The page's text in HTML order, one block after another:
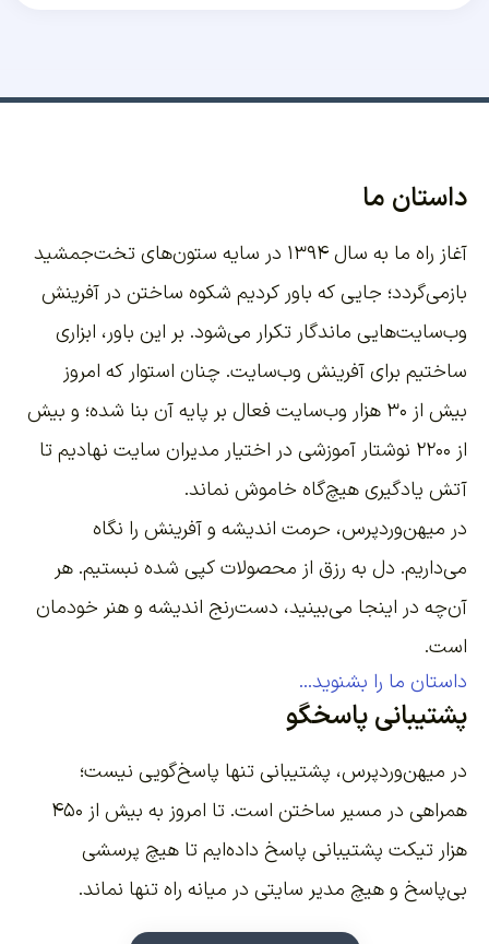
داستان ما
آغاز راه ما به سال ۱۳۹۴ در سایه ستون‌های تخت‌جمشید
بازمی‌گردد؛ جایی که باور کردیم شکوه ساختن در آفرینش
وب‌سایت‌هایی ماندگار تکرار می‌شود. بر این باور، ابزاری
ساختیم برای آفرینش وب‌سایت. چنان استوار که امروز
بیش از ۳۰ هزار وب‌سایت فعال بر پایه آن بنا شده؛ و بیش
از ۲۲۰۰
نوشتار آموزشی در اختیار مدیران سایت نهادیم تا
آتش یادگیری هیچ‌گاه خاموش نماند.
در میهن‌وردپرس، حرمت اندیشه و آفرینش را نگاه
می‌داریم. دل به رزق از محصولات کپی شده نبستیم. هر
آن‌چه در اینجا می‌بینید، دست‌رنج اندیشه و هنر خودمان
است.
داستان ما را بشنوید...
پشتیبانی پاسخگو
در میهن‌وردپرس، پشتیبانی تنها پاسخ‌گویی نیست؛
همراهی در مسیر ساختن است. تا امروز به بیش از ۴۵۰
هزار تیکت پشتیبانی پاسخ داده‌ایم تا هیچ پرسشی
بی‌پاسخ و هیچ مدیر سایتی در میانه راه تنها نماند.